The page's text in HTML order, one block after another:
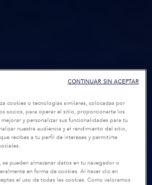
cookies o tecnologías similares, colocadas por
socios, para operar el sitio, proporcionarte los
y personalizar sus funcionalidades para tu
nuestra audiencia y el rendimiento del sitio,
recibes a tu perfil de intereses y permitirte
pueden almacenar datos en tu navegador o
en forma de cookies. Al hacer clic en
el uso de todas las cookies. Como valoramos
CONTINUAR SIN ACEPTAR